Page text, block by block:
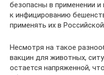
безопасны в применении
к инфицированию
применять их в
Несмотря на такое
вакцин для животных,
остается напряженной,